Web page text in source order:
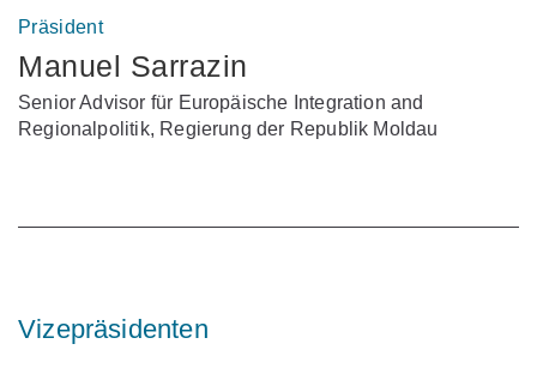
Präsident
Manuel Sarrazin
Senior Advisor für Europäische Integration and
Regionalpolitik, Regierung der Republik Moldau
Vizepräsidenten